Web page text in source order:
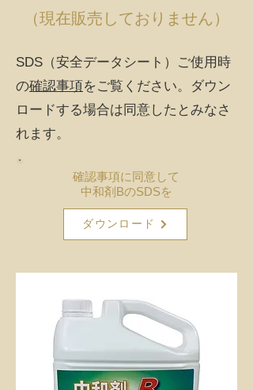
（現在販売しておりません）
SDS（安全データシート）​ご使用時
の確認事項をご覧ください。ダウン
ロードする場合は同意したとみなさ
れます。
確認事項に同意して
中和剤BのSDSを
ダウンロード